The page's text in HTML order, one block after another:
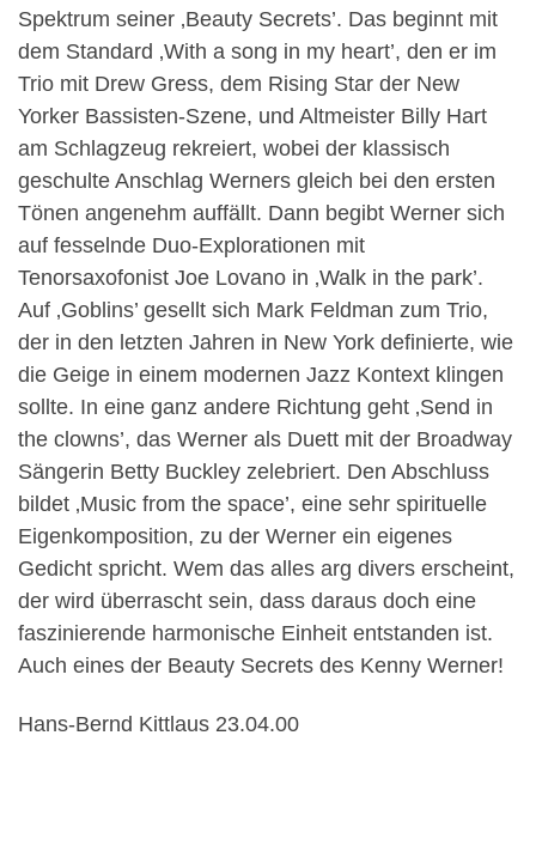
Spektrum seiner ‚Beauty Secrets’. Das beginnt mit
dem Standard ‚With a song in my heart’, den er im
Trio mit Drew Gress, dem Rising Star der New
Yorker Bassisten-Szene, und Altmeister Billy Hart
am Schlagzeug rekreiert, wobei der klassisch
geschulte Anschlag Werners gleich bei den ersten
Tönen angenehm auffällt. Dann begibt Werner sich
auf fesselnde Duo-Explorationen mit
Tenorsaxofonist Joe Lovano in ‚Walk in the park’.
Auf ‚Goblins’ gesellt sich Mark Feldman zum Trio,
der in den letzten Jahren in New York definierte, wie
die Geige in einem modernen Jazz Kontext klingen
sollte. In eine ganz andere Richtung geht ‚Send in
the clowns’, das Werner als Duett mit der Broadway
Sängerin Betty Buckley zelebriert. Den Abschluss
bildet ‚Music from the space’, eine sehr spirituelle
Eigenkomposition, zu der Werner ein eigenes
Gedicht spricht. Wem das alles arg divers erscheint,
der wird überrascht sein, dass daraus doch eine
faszinierende harmonische Einheit entstanden ist.
Auch eines der Beauty Secrets des Kenny Werner!
Hans-Bernd Kittlaus 23.04.00